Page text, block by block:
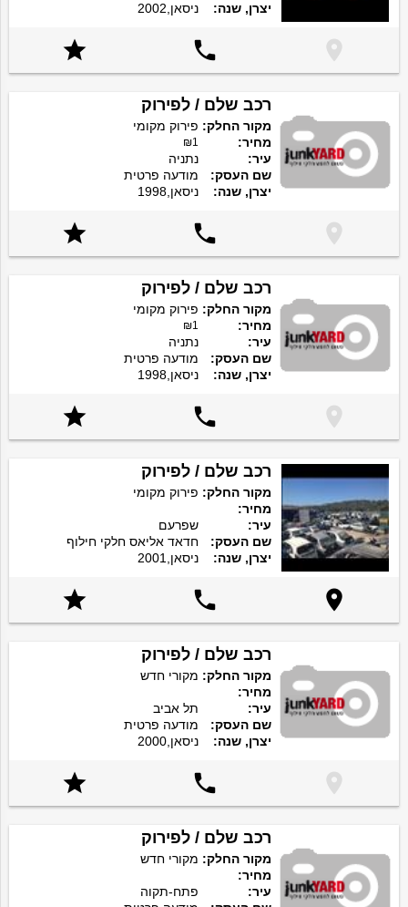
יצרן, שנה:
ניסאן,2002



רכב שלם / לפירוק
מקור החלק: פירוק מקומי
מחיר:
₪1
עיר:
נתניה
שם העסק:
מודעה פרטית
יצרן, שנה:
ניסאן,1998



רכב שלם / לפירוק
מקור החלק: פירוק מקומי
מחיר:
₪1
עיר:
נתניה
שם העסק:
מודעה פרטית
יצרן, שנה:
ניסאן,1998



רכב שלם / לפירוק
מקור החלק: פירוק מקומי
מחיר:
עיר:
שפרעם
שם העסק:
חדאד אליאס חלקי חילוף
יצרן, שנה:
ניסאן,2001



רכב שלם / לפירוק
מקור החלק: מקורי חדש
מחיר:
עיר:
תל אביב
שם העסק:
מודעה פרטית
יצרן, שנה:
ניסאן,2000



רכב שלם / לפירוק
מקור החלק: מקורי חדש
מחיר:
עיר:
פתח-תקוה